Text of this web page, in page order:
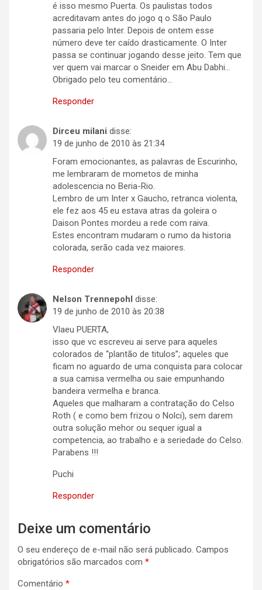
é isso mesmo Puerta. Os paulistas todos
acreditavam antes do jogo q o São Paulo
passaria pelo Inter. Depois de ontem esse
número deve ter caído drasticamente. O Inter
passa se continuar jogando desse jeito. Tem que
ver quem vai marcar o Sneider em Abu Dabhi…
Obrigado pelo teu comentário…
Responder
Dirceu milani disse:
19 de junho de 2010 às 21:34
Foram emocionantes, as palavras de Escurinho,
me lembraram de mometos de minha
adolescencia no Beria-Rio.
Lembro de um Inter x Gaucho, retranca violenta,
ele fez aos 45 eu estava atras da goleira o
Daison Pontes mordeu a rede com raiva.
Estes encontram mudaram o rumo da historia
colorada, serão cada vez maiores.
Responder
Nelson Trennepohl disse:
19 de junho de 2010 às 20:38
Vlaeu PUERTA,
isso que vc escreveu ai serve para aqueles
colorados de “plantão de titulos”; aqueles que
ficam no aguardo de uma conquista para colocar
a sua camisa vermelha ou saie empunhando
bandeira vermelha e branca.
Aqueles que malharam a contratação do Celso
Roth ( e como bem frizou o Nolci), sem darem
outra solução mehor ou sequer igual a
competencia, ao trabalho e a seriedade do Celso.
Parabens !!!
Puchi
Responder
Deixe um comentário
O seu endereço de e-mail não será publicado. Campos
obrigatórios são marcados com *
Comentário *